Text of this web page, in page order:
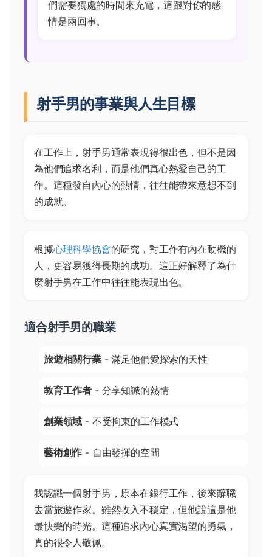
們需要獨處的時間來充電，這跟對你的感
情是兩回事。
射手男的事業與人生目標
在工作上，射手男通常表現得很出色，但不是因
為他們追求名利，而是他們真心熱愛自己的工
作。這種發自內心的熱情，往往能帶來意想不到
的成就。
根據心理科學協會的研究，對工作有內在動機的
人，更容易獲得長期的成功。這正好解釋了為什
麼射手男在工作中往往能表現出色。
適合射手男的職業
旅遊相關行業- 滿足他們愛探索的天性
教育工作者 - 分享知識的熱情
創業領域 - 不受拘束的工作模式
藝術創作 - 自由發揮的空間
我認識一個射手男，原本在銀行工作，後來辭職
去當旅遊作家。雖然收入不穩定，但他說這是他
最快樂的時光。這種追求內心真實渴望的勇氣，
真的很令人敬佩。